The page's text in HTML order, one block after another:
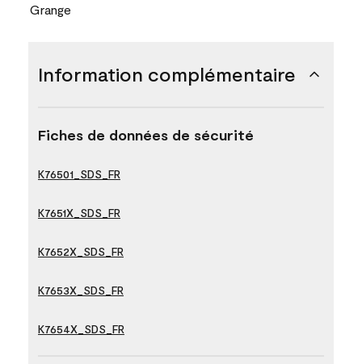
Grange
Information complémentaire
Fiches de données de sécurité
K76501_SDS_FR
K7651X_SDS_FR
K7652X_SDS_FR
K7653X_SDS_FR
K7654X_SDS_FR